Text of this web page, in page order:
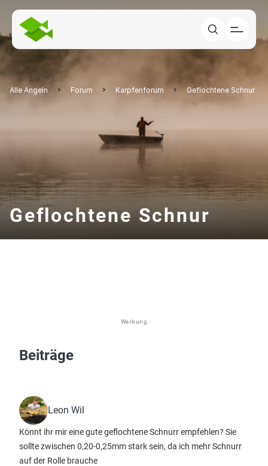
Alle Angeln Forum Karpfenforum Geflochtene Schnur
Geflochtene Schnur
Werbung
Beiträge
Leon Wil
Könnt ihr mir eine gute geflochtene Schnurr empfehlen? Sie
sollte zwischen 0,20-0,25mm stark sein, da ich mehr Schnurr
auf der Rolle brauche